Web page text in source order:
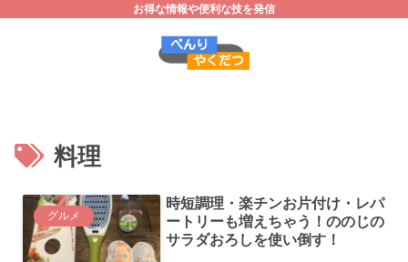
お得な情報や便利な技を発信
料理
グルメ
時短調理・楽チンお片付け・レパ
ートリーも増えちゃう！ののじの
サラダおろしを使い倒す！